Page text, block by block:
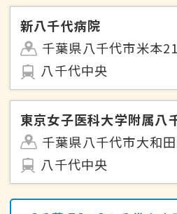
新八千代病院
千葉県八千代市米本
八千代中央
東京女子医科大学附属八
千葉県八千代市大和
八千代中央